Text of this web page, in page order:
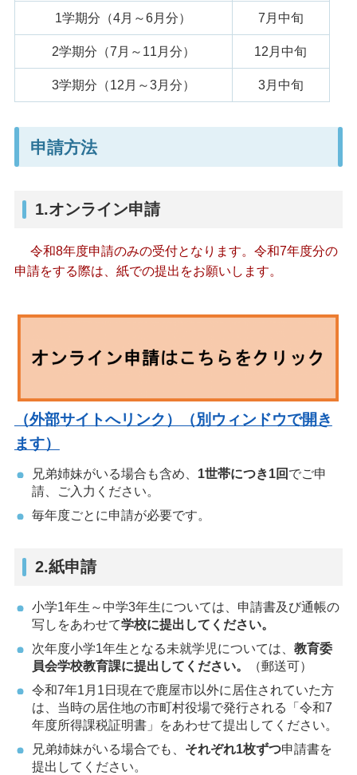
1学期分（4月～6月分） 7月中旬
2学期分（7月～11月分） 12月中旬
3学期分（12月～3月分） 3月中旬
申請方法
1.オンライン申請
令和8年度申請のみの受付となります。令和7年度分の
申請をする際は、紙での提出をお願いします。
（外部サイトへリンク）（別ウィンドウで開き
ます）
兄弟姉妹がいる場合も含め、 1世帯につき1回 でご申
請、ご入力ください。
毎年度ごとに申請が必要です。
2.紙申請
小学1年生～中学3年生については、申請書及び通帳の
写しをあわせて学校に提出してください。
次年度小学1年生となる未就学児については、 教育委
員会学校教育課に提出してください。
（郵送可）
令和7年1月1日現在で鹿屋市以外に居住されていた方
は、当時の居住地の市町村役場で発行される「令和7
年度所得課税証明書」をあわせて提出してください。
兄弟姉妹がいる場合でも、 それぞれ1枚ずつ申請書を
提出してください。